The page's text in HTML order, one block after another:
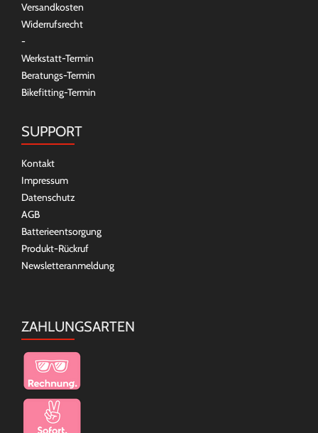
Versandkosten
Widerrufsrecht
-
Werkstatt-Termin
Beratungs-Termin
Bikefitting-Termin
SUPPORT
Kontakt
Impressum
Datenschutz
AGB
Batterieentsorgung
Produkt-Rückruf
Newsletteranmeldung
ZAHLUNGSARTEN